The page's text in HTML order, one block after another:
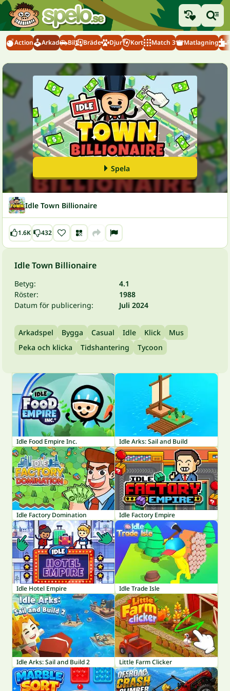
Action Arkad Bil Bräde Djur Kort Match 3 Matlagning
Spela
Idle Town Billionaire
1.6K 432
Idle Town Billionaire
Betyg:
4.1
Röster:
1988
Datum för publicering:
Juli 2024
Arkadspel Bygga Casual Idle Klick
Mus
Peka och klicka
Tidshantering Tycoon
Idle Food Empire Inc. Idle Arks: Sail and Build
Idle Factory Domination Idle Factory Empire
Idle Hotel Empire Idle Trade Isle
Idle Arks: Sail and Build 2 Little Farm Clicker